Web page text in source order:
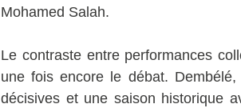
Mohamed Salah.
Le contraste entre performances
une fois encore le débat.
décisives et une saison historique